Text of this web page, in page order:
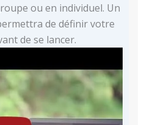
ou en individuel. Un
de définir votre
de se lancer.